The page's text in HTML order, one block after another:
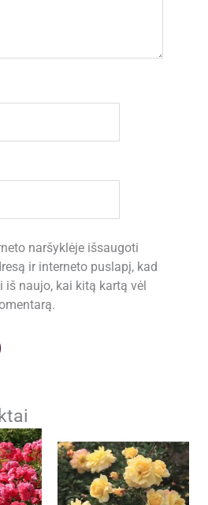
naršyklėje išsaugoti
ir interneto puslapį, kad
iš naujo, kai kitą kartą vėl